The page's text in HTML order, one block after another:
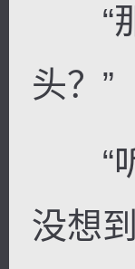
“那
头？”
“听
没想